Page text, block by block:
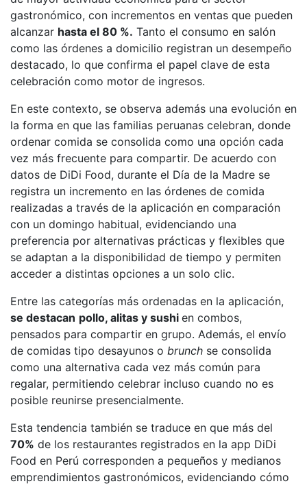
gastronómico, con incrementos en ventas que pueden
alcanzar hasta el 80 %. Tanto el consumo en salón
como las órdenes a domicilio registran un desempeño
destacado, lo que confirma el papel clave de esta
celebración como motor de ingresos.
En este contexto, se observa además una evolución en
la forma en que las familias peruanas celebran, donde
ordenar comida se consolida como una opción cada
vez más frecuente para compartir. De acuerdo con
datos de DiDi Food, durante el Día de la Madre se
registra un incremento en las órdenes de comida
realizadas a través de la aplicación en comparación
con un domingo habitual, evidenciando una
preferencia por alternativas prácticas y flexibles que
se adaptan a la disponibilidad de tiempo y permiten
acceder a distintas opciones a un solo clic.
Entre las categorías más ordenadas en la aplicación,
se destacan pollo, alitas y sushi en combos,
pensados para compartir en grupo. Además, el envío
de comidas tipo desayunos o brunch se consolida
como una alternativa cada vez más común para
regalar, permitiendo celebrar incluso cuando no es
posible reunirse presencialmente.
Esta tendencia también se traduce en que más del
70% de los restaurantes registrados en la app DiDi
Food en Perú corresponden a pequeños y medianos
emprendimientos gastronómicos, evidenciando cómo